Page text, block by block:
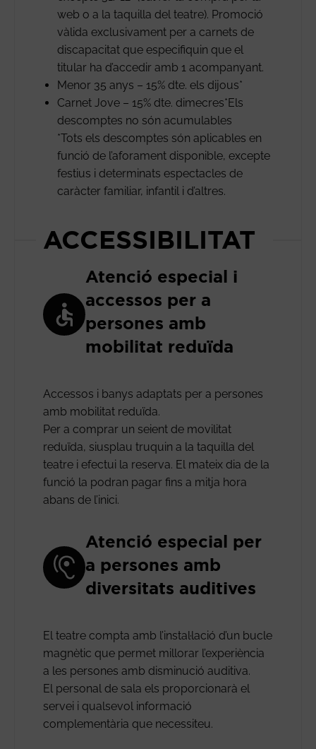
web o a la taquilla del teatre). Promoció
vàlida exclusivament per a carnets de
discapacitat que especifiquin que el
titular ha d’accedir amb 1 acompanyant.
Menor 35 anys – 15% dte. els dijous*
Carnet Jove – 15% dte. dimecres*Els
descomptes no són acumulables
*Tots els descomptes són aplicables en
funció de l’aforament disponible, excepte
festius i determinats espectacles de
caràcter familiar, infantil i d’altres.
ACCESSIBILITAT
Atenció especial i
accessos per a
persones amb
mobilitat reduïda
Accessos i banys adaptats per a persones
amb mobilitat reduïda.
Per a comprar un seient de movilitat
reduïda, siusplau truquin a la taquilla del
teatre i efectui la reserva. El mateix dia de la
funció la podran pagar fins a mitja hora
abans de l’inici.
Atenció especial per
a persones amb
diversitats auditives
El teatre compta amb l’instal·lació d’un bucle
magnètic que permet millorar l’experiència
a les persones amb disminució auditiva.
El personal de sala els proporcionarà el
servei i qualsevol informació
complementària que necessiteu.